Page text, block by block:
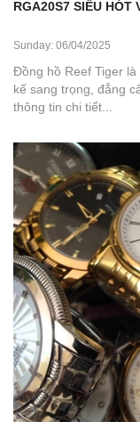
RGA20S7 SIÊU HÓT
Sunday: 06/04/2025
Đồng hồ Reef Tiger
kế sang trọng, đẳng
thông tin chi tiết...